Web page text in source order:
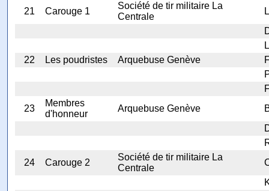
21
Carouge 1
Société de tir militaire La
Centrale
22
Les poudristes Arquebuse Genève
23
Membres
d'honneur
Arquebuse Genève
24
Carouge 2
Société de tir militaire La
Centrale